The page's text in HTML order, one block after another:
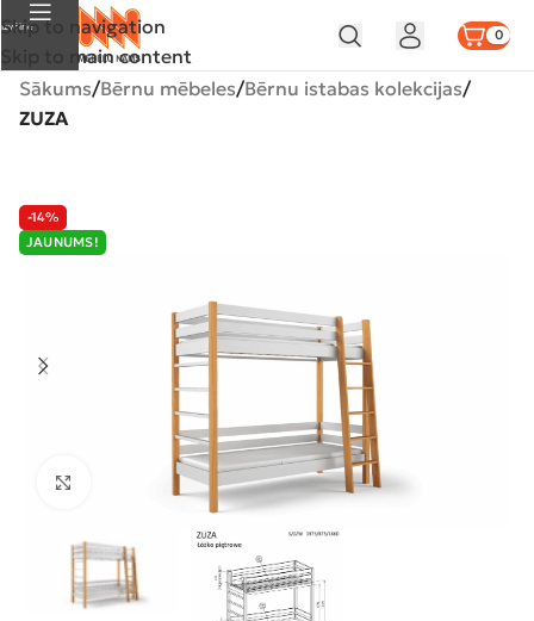
Skip to navigation
Skip to main content
Izvēlne 0
Sākums Bērnu mēbeles Bērnu istabas kolekcijas
ZUZA
-14%
JAUNUMS!
Klikšķiniet lai palielinātu